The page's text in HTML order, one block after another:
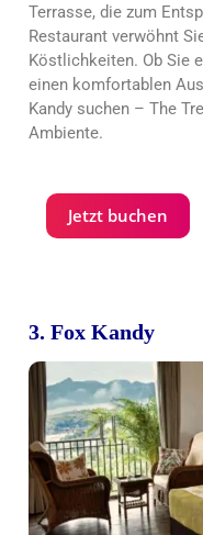
Terrasse, die zum
Restaurant verwöhnt
Köstlichkeiten. Ob Sie
einen komfortablen
Kandy suchen – The
Ambiente.
Jetzt buchen
3. Fox Kandy